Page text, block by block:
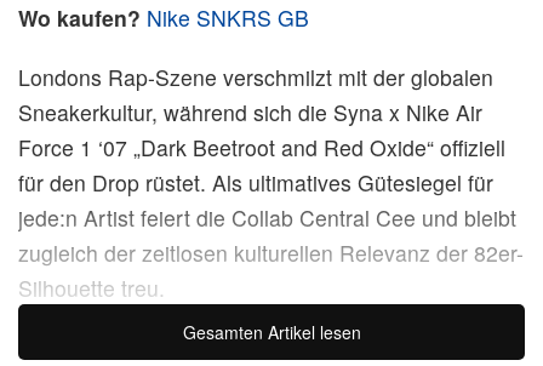
Wo kaufen? Nike SNKRS GB
Londons Rap-Szene verschmilzt mit der globalen
Sneakerkultur, während sich die Syna x Nike Air
Force 1 ‘07 „Dark Beetroot and Red Oxide“ offiziell
für den Drop rüstet. Als ultimatives Gütesiegel für
jede:n Artist feiert die Collab Central Cee und bleibt
zugleich der zeitlosen kulturellen Relevanz der 82er-
Silhouette treu.
Mit einem bewusst europäischen Blickwinkel wird
Gesamten Artikel lesen